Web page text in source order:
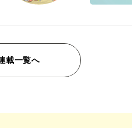
載一覧へ